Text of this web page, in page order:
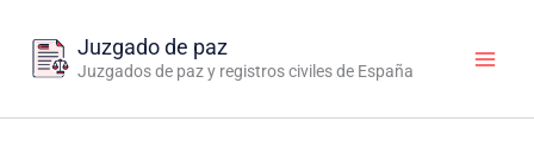
contenido
Juzgado de paz
Juzgados de paz y registros civiles de España